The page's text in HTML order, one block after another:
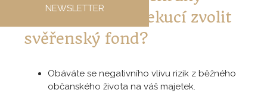
majetku před exekucí zvolit
svěřenský fond?
Obáváte se negativního vlivu rizik z běžného
občanského života na váš majetek.
NEWSLETTER